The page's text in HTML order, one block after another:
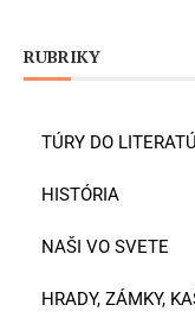
RUBRIKY
TÚRY DO
HISTÓRIA
NAŠI VO SVETE
HRADY, ZÁMKY,